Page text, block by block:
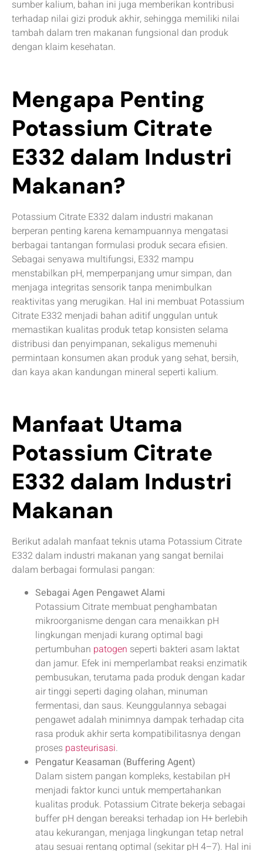
sumber kalium, bahan ini juga memberikan kontribusi
terhadap nilai gizi produk akhir, sehingga memiliki nilai
tambah dalam tren makanan fungsional dan produk
dengan klaim kesehatan.
Mengapa Penting
Potassium Citrate
E332 dalam Industri
Makanan?
Potassium Citrate E332 dalam industri makanan
berperan penting karena kemampuannya mengatasi
berbagai tantangan formulasi produk secara efisien.
Sebagai senyawa multifungsi, E332 mampu
menstabilkan pH, memperpanjang umur simpan, dan
menjaga integritas sensorik tanpa menimbulkan
reaktivitas yang merugikan. Hal ini membuat Potassium
Citrate E332 menjadi bahan aditif unggulan untuk
memastikan kualitas produk tetap konsisten selama
distribusi dan penyimpanan, sekaligus memenuhi
permintaan konsumen akan produk yang sehat, bersih,
dan kaya akan kandungan mineral seperti kalium.
Manfaat Utama
Potassium Citrate
E332 dalam Industri
Makanan
Berikut adalah manfaat teknis utama Potassium Citrate
E332 dalam industri makanan yang sangat bernilai
dalam berbagai formulasi pangan:
Sebagai Agen Pengawet Alami
Potassium Citrate membuat penghambatan
mikroorganisme dengan cara menaikkan pH
lingkungan menjadi kurang optimal bagi
pertumbuhan patogen seperti bakteri asam laktat
dan jamur. Efek ini memperlambat reaksi enzimatik
pembusukan, terutama pada produk dengan kadar
air tinggi seperti daging olahan, minuman
fermentasi, dan saus. Keunggulannya sebagai
pengawet adalah minimnya dampak terhadap cita
rasa produk akhir serta kompatibilitasnya dengan
proses pasteurisasi.
Pengatur Keasaman (Buffering Agent)
Dalam sistem pangan kompleks, kestabilan pH
menjadi faktor kunci untuk mempertahankan
kualitas produk. Potassium Citrate bekerja sebagai
buffer pH dengan bereaksi terhadap ion H+ berlebih
atau kekurangan, menjaga lingkungan tetap netral
atau sesuai rentang optimal (sekitar pH 4–7). Hal ini